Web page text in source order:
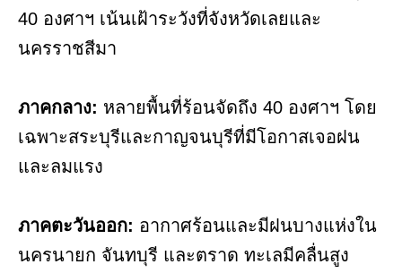
40 องศาฯ เน้นเฝ้าระวังที่จังหวัดเลยและ
นครราชสีมา
ภาคกลาง: หลายพื้นที่ร้อนจัดถึง 40 องศาฯ โดย
เฉพาะสระบุรีและกาญจนบุรีที่มีโอกาสเจอฝน
และลมแรง
ภาคตะวันออก: อากาศร้อนและมีฝนบางแห่งใน
นครนายก จันทบุรี และตราด ทะเลมีคลื่นสูง